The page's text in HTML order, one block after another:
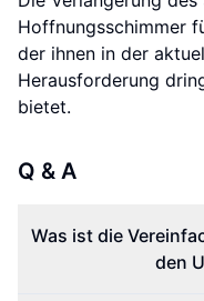
Hoffnungsschimmer
der ihnen in der
Herausforderung
bietet.
Q & A
Was ist die
den